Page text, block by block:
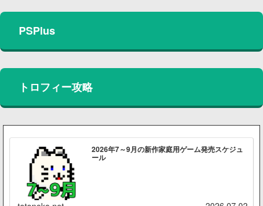
PSPlus
トロフィー攻略
2026年7～9月の新作家庭用ゲーム発売スケジュ
ール